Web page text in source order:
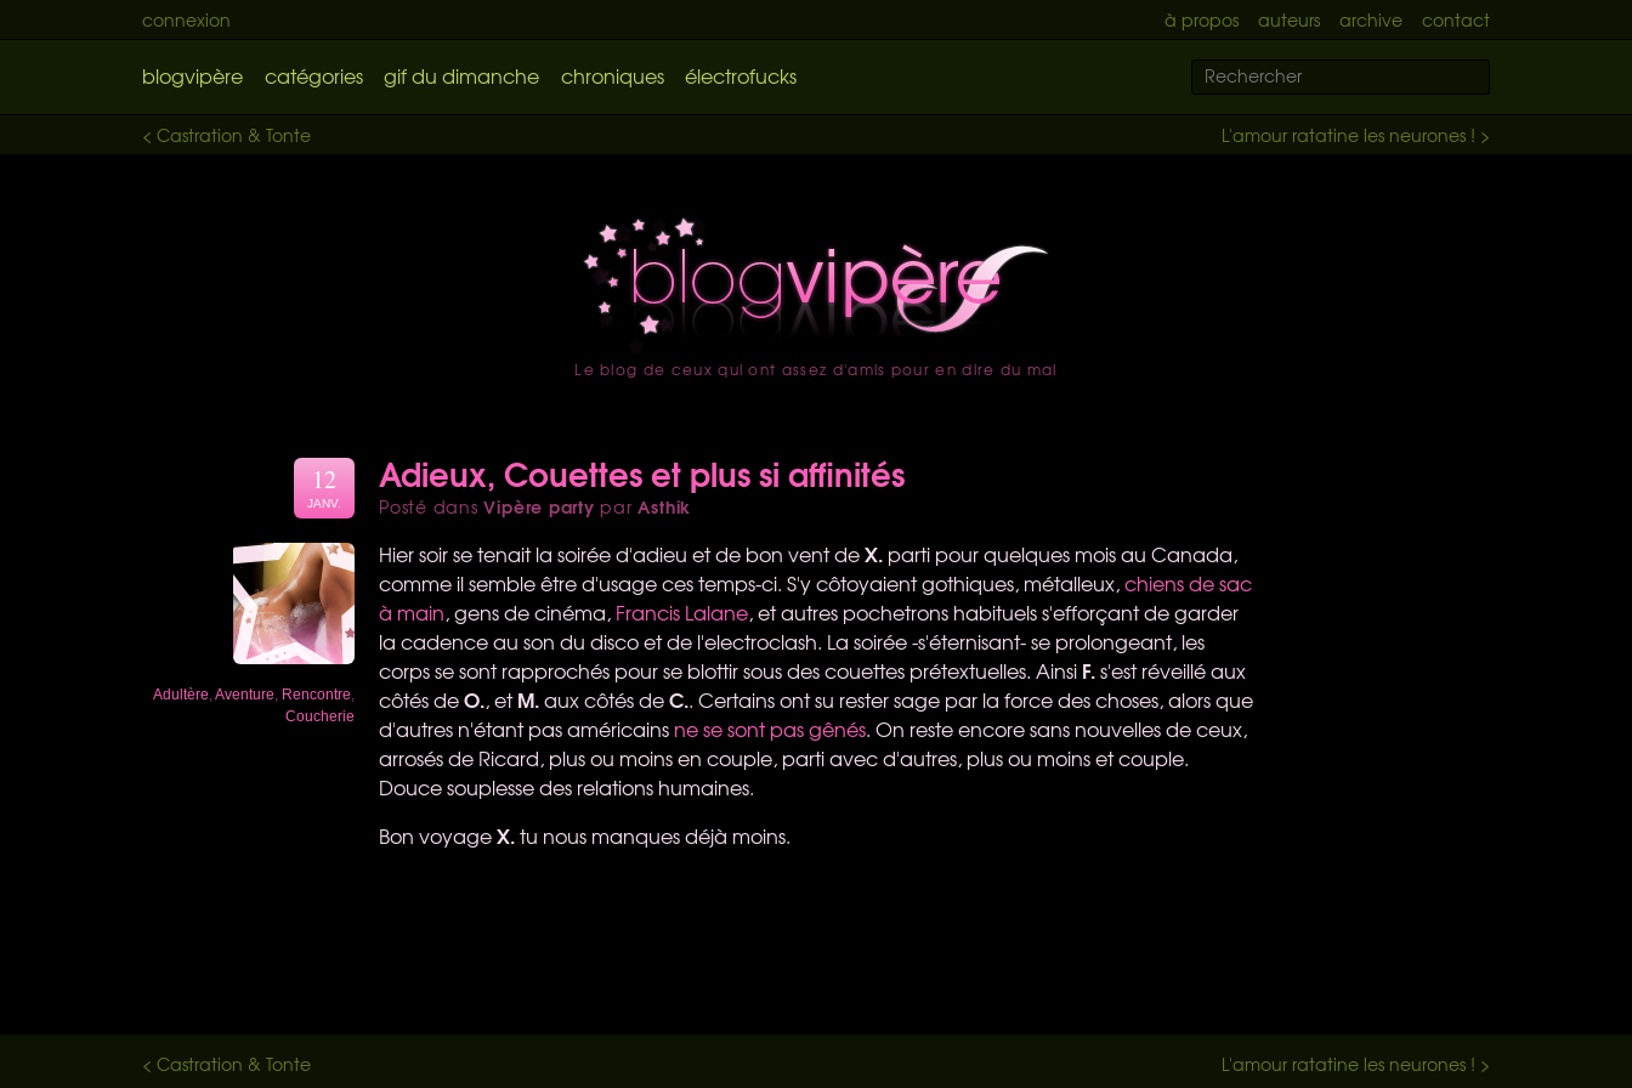
connexion à propos auteurs archive contact
blogvipère catégories gif du dimanche chroniques électrofucks
L'amour ratatine les neurones ! >
< Castration & Tonte
accueil
Le blog de ceux qui ont assez d'amis pour en dire du mal
Adieux, Couettes et plus si affinités
Posté dansVipère party parAsthik
12
JANV.
Adultère Aventure Rencontre
Coucherie
Hier soir se tenait la soirée d'adieu et de bon vent deX. parti pour quelques mois au Canada,
comme il semble être d'usage ces temps-ci. S'y côtoyaient gothiques, métalleux,chiens de sac
à main, gens de cinéma, Francis Lalane, et autres pochetrons habituels s'efforçant de garder
la cadence au son du disco et de l'electroclash. La soirée -s'éternisant- se prolongeant, les
corps se sont rapprochés pour se blottir sous des couettes prétextuelles. Ainsi F.s'est réveillé aux
côtés deO., etM.aux côtés deC.. Certains ont su rester sage par la force des choses, alors que
d'autres n'étant pas américains ne se sont pas gênés. On reste encore sans nouvelles de ceux,
arrosés de Ricard, plus ou moins en couple, parti avec d'autres, plus ou moins et couple.
Douce souplesse des relations humaines.
Bon voyageX.tu nous manques déjà moins.
L'amour ratatine les neurones ! >
< Castration & Tonte